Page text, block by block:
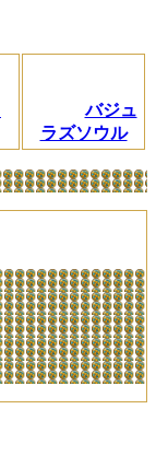
バジュ
ラズソウル